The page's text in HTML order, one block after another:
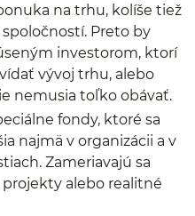
na trhu, kolíše tiež
Preto by
investorom, ktorí
vývoj trhu, alebo
nemusia toľko obávať.
fondy, ktoré sa
najmä v organizácii a v
Zameriavajú sa
alebo realitné